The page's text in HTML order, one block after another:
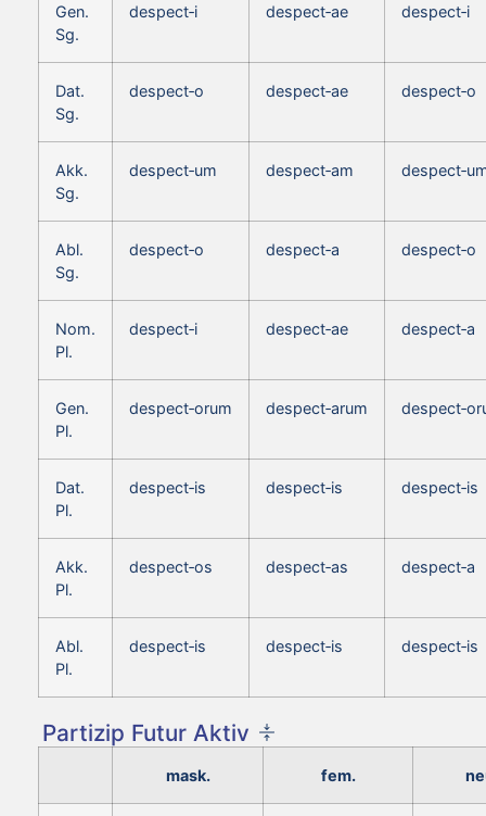
Gen.
Sg.
despect‑i despect‑ae despect‑i
Dat.
Sg.
despect‑o despect‑ae despect‑o
Akk.
Sg.
despect‑um despect‑am
Abl.
Sg.
despect‑o despect‑a despect‑o
Nom.
Pl.
despect‑i despect‑ae despect‑a
Gen.
Pl.
despect‑orum despect‑arum
Dat.
Pl.
despect‑is despect‑is despect‑is
Akk.
Pl.
despect‑os despect‑as despect‑a
Abl.
Pl.
despect‑is despect‑is despect‑is
Partizip Futur Aktiv
mask. fem.